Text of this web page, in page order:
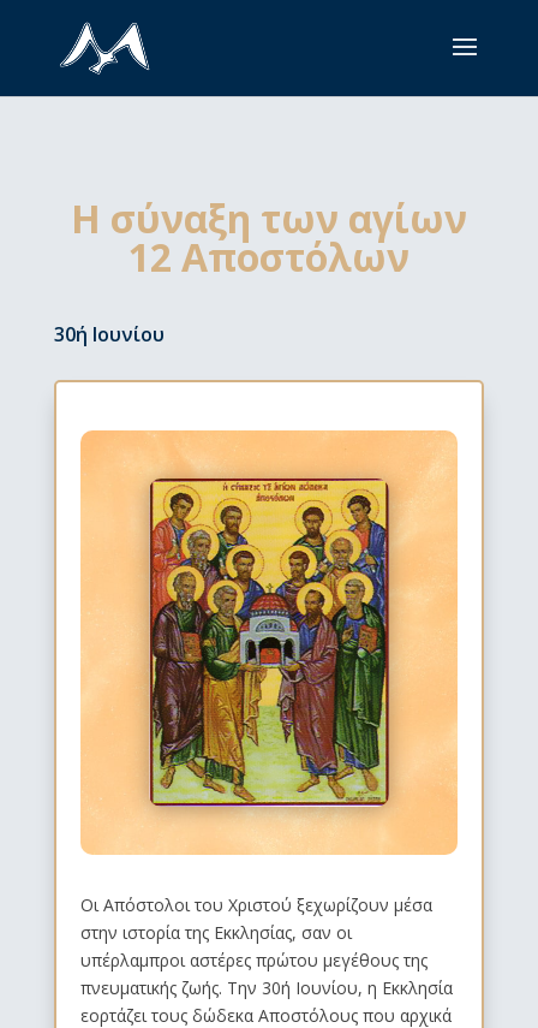
Η σύναξη των αγίων
12 Αποστόλων
30ή Ιουνίου
Οι Απόστολοι του Χριστού ξεχωρίζουν μέσα
στην ιστορία της Εκκλησίας, σαν οι
υπέρλαμπροι αστέρες πρώτου μεγέθους της
πνευματικής ζωής. Την 30ή Ιουνίου, η Εκκλησία
εορτάζει τους δώδεκα Αποστόλους που αρχικά